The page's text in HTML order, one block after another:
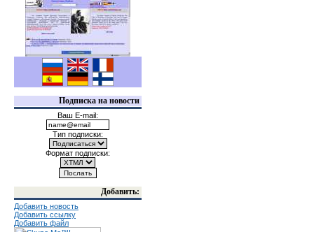
Подписка на новости
Ваш E-mail:
Тип подписки:
Формат подписки:
Добавить:
Добавить новость
Добавить ссылку
Добавить файл